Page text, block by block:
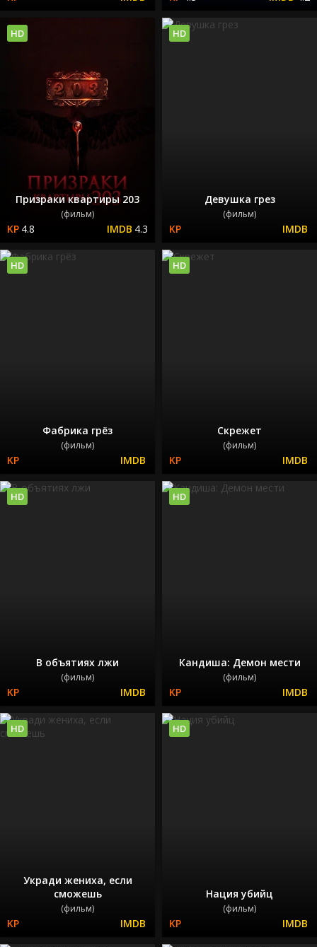
Призраки квартиры 203
(фильм)
4.8 4.3
HD
Девушка грез
(фильм)
HD
Фабрика грёз
(фильм)
HD
Скрежет
(фильм)
HD
В объятиях лжи
(фильм)
HD
Кандиша: Демон мести
(фильм)
HD
Укради жениха, если
сможешь
(фильм)
HD
Нация убийц
(фильм)
HD